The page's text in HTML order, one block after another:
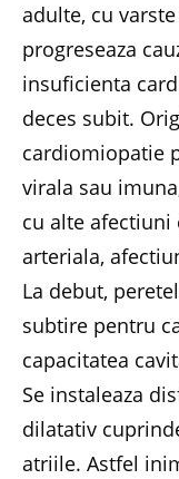
adulte, cu
progreseaza
insuficienta
deces subit.
cardiomiopatie
virala sau
cu alte afectiuni
arteriala,
La debut,
subtire pentru
capacitatea
Se instaleaza
dilatativ
atriile. Astfel